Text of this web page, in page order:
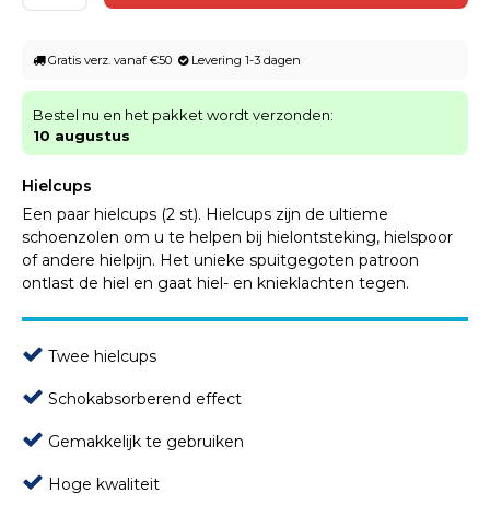
Gratis verz. vanaf €50 Levering 1-3 dagen
Bestel nu en het pakket wordt verzonden:
10 augustus
Hielcups
Een paar hielcups (2 st). Hielcups zijn de ultieme
schoenzolen om u te helpen bij hielontsteking, hielspoor
of andere hielpijn. Het unieke spuitgegoten patroon
ontlast de hiel en gaat hiel- en knieklachten tegen.
Twee hielcups
Schokabsorberend effect
Gemakkelijk te gebruiken
Hoge kwaliteit